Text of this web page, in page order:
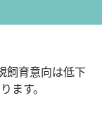
飼育意向は低下
ます。